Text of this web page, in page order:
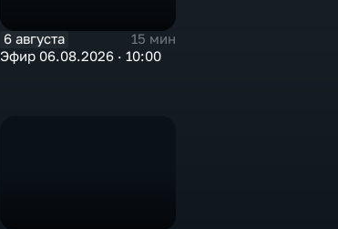
6 августа
15 мин
Эфир 06.08.2026 · 10:00